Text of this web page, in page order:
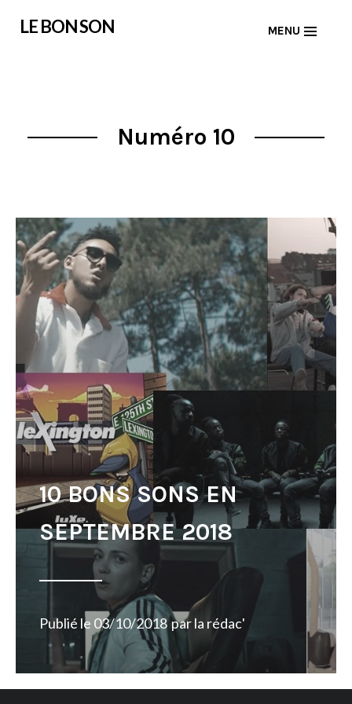
LE BON SON MENU
Numéro 10
10 BONS SONS EN
SEPTEMBRE 2018
Publié le 03/10/2018 parla rédac'